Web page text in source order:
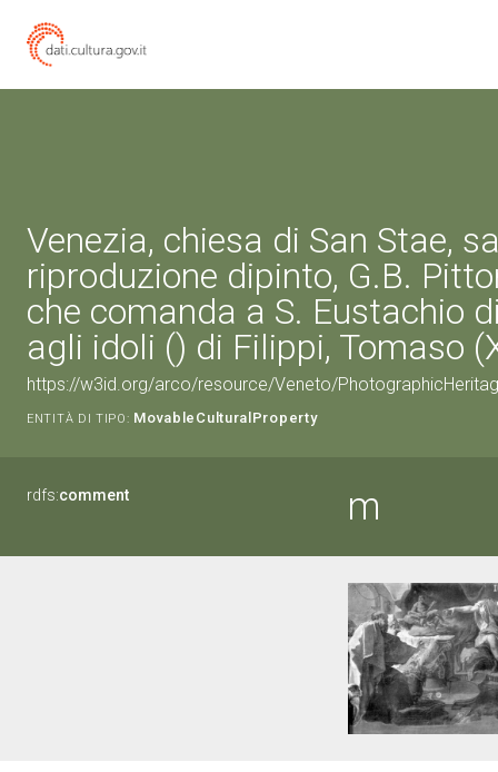
Venezia, chiesa di San Stae,
riproduzione dipinto, G.B.
che comanda a S. Eustachio
agli idoli () di Filippi, Tomaso
https://w3id.org/arco/resource/Veneto/
ENTITÀ DI TIPO: MovableCulturalProperty
rdfs:comment m